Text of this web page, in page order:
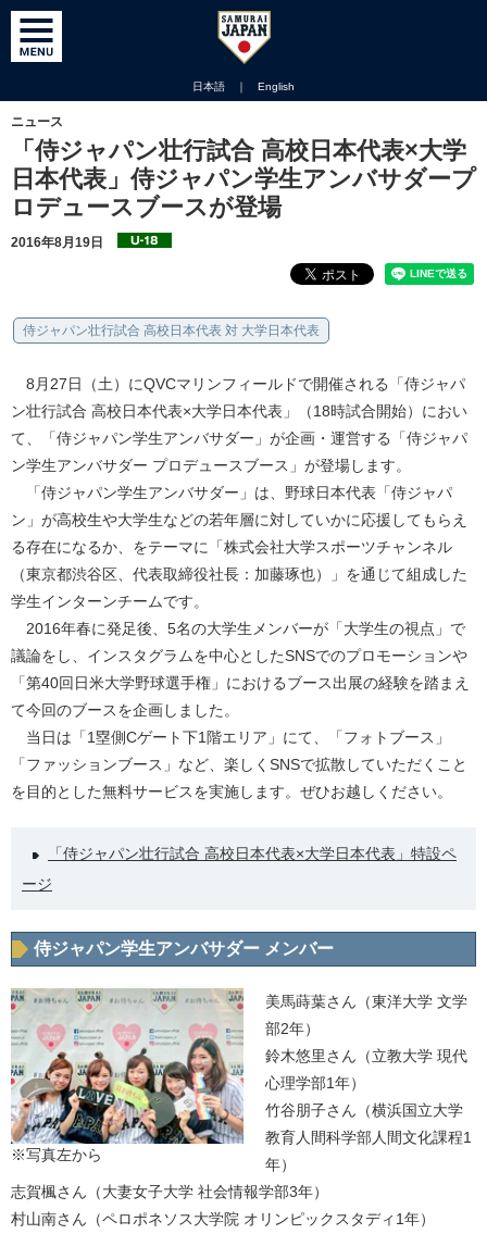
日本語 ｜ English
ニュース
「侍ジャパン壮行試合 高校日本代表×大学
日本代表」侍ジャパン学生アンバサダープ
ロデュースブースが登場
2016年8月19日
侍ジャパン壮行試合 高校日本代表 対 大学日本代表
8月27日（土）にQVCマリンフィールドで開催される「侍ジャパ
ン壮行試合 高校日本代表×大学日本代表」（18時試合開始）におい
て、「侍ジャパン学生アンバサダー」が企画・運営する「侍ジャパ
ン学生アンバサダー プロデュースブース」が登場します。
「侍ジャパン学生アンバサダー」は、野球日本代表「侍ジャパ
ン」が高校生や大学生などの若年層に対していかに応援してもらえ
る存在になるか、をテーマに「株式会社大学スポーツチャンネル
（東京都渋谷区、代表取締役社長：加藤琢也）」を通じて組成した
学生インターンチームです。
2016年春に発足後、5名の大学生メンバーが「大学生の視点」で
議論をし、インスタグラムを中心としたSNSでのプロモーションや
「第40回日米大学野球選手権」におけるブース出展の経験を踏まえ
て今回のブースを企画しました。
当日は「1塁側Cゲート下1階エリア」にて、「フォトブース」
「ファッションブース」など、楽しくSNSで拡散していただくこと
を目的とした無料サービスを実施します。ぜひお越しください。
「侍ジャパン壮行試合 高校日本代表×大学日本代表」特設ペ
ージ
侍ジャパン学生アンバサダー メンバー
※写真左から
美馬蒔葉さん（東洋大学 文学
部2年）
鈴木悠里さん（立教大学 現代
心理学部1年）
竹谷朋子さん（横浜国立大学
教育人間科学部人間文化課程1
年）
志賀楓さん（大妻女子大学 社会情報学部3年）
村山南さん（ペロポネソス大学院 オリンピックスタディ1年）